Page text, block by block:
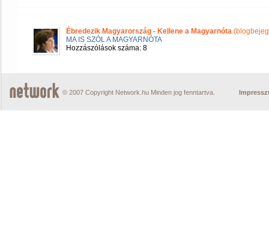
Ébredezik Magyarország - Kellene a Magyarnóta
MA IS SZÓL A MAGYARNÓTA
Hozzászólások száma: 8
© 2007 Copyright Network.hu Minden jog fenntartva.